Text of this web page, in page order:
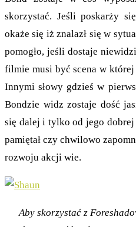
skorzystać. Jeśli poskarży
okaże się iż znalazł się w
pomogło, jeśli dostaje
filmie musi być scena w
Innymi słowy gdzieś w
Bondzie widz zostaje dość
się dalej i tylko od jego
pamiętał czy chwilowo
rozwoju akcji wie.
Aby skorzystać z